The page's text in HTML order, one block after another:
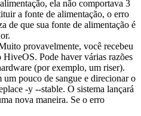
ela não comportava 3
a fonte de alimentação, o erro
de que sua fonte de alimentação é
provavelmente, você recebeu
HiveOS. Pode haver várias razões
(por exemplo, um riser).
pouco de sangue e direcionar o
-y --stable. O sistema lançará
nova maneira. Se o erro